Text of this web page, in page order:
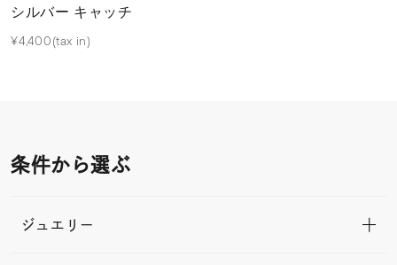
シルバー キャッチ
¥4,400(tax in)
条件から選ぶ
ジュエリー